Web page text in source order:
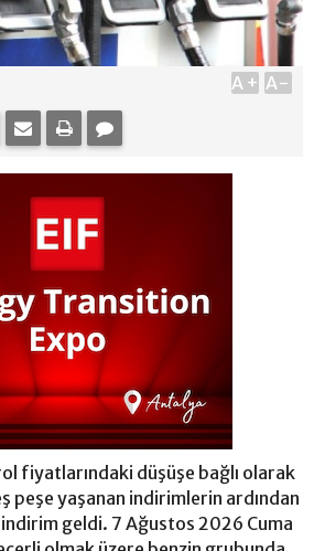
A+ A-
fiyatlarındaki düşüşe bağlı olarak
peşe yaşanan indirimlerin ardından
geldi. 7 Ağustos 2026 Cuma